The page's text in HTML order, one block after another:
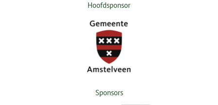
Hoofdsponsor
Sponsors